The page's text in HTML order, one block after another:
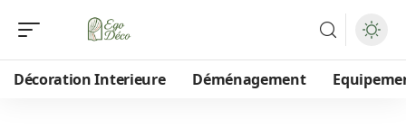
Décoration Interieure Déménagement